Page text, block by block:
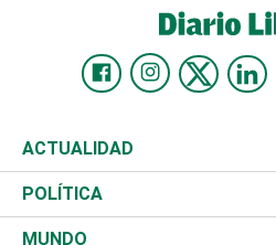
ACTUALIDAD
Nacional
Ciudad
POLÍTICA
Partidos
MUNDO